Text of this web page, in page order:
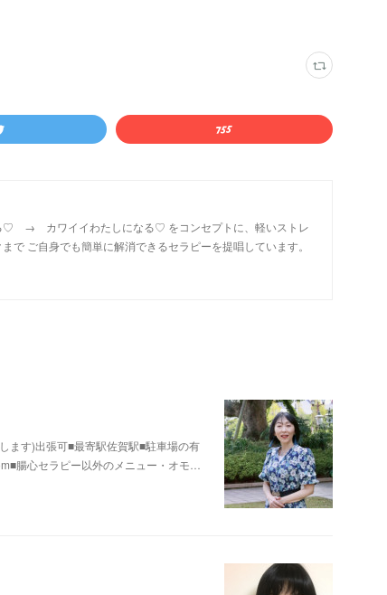
→ カワイイわたしになる♡ をコンセプトに、軽いストレ
で ご自身でも簡単に解消できるセラピーを提唱しています。
ます)出張可■最寄駅佐賀駅■駐車場の有
腸心セラピー以外のメニュー・オモ…